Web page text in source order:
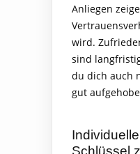
Anliegen
wird.
sind
du dich auch
gut
Schlüssel